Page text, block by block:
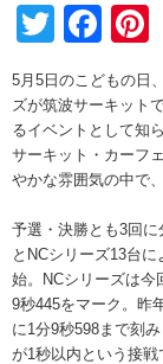
Twitter
5月5日のこどもの日
ズが筑波サーキット
るイベントとして知
サーキット・カーフ
やかな雰囲気の中で
予選・決勝とも3回
とNCシリーズ13台
始。NCシリーズは今
9秒445をマーク。昨
に1分9秒598まで刻
が1秒以内という接戦